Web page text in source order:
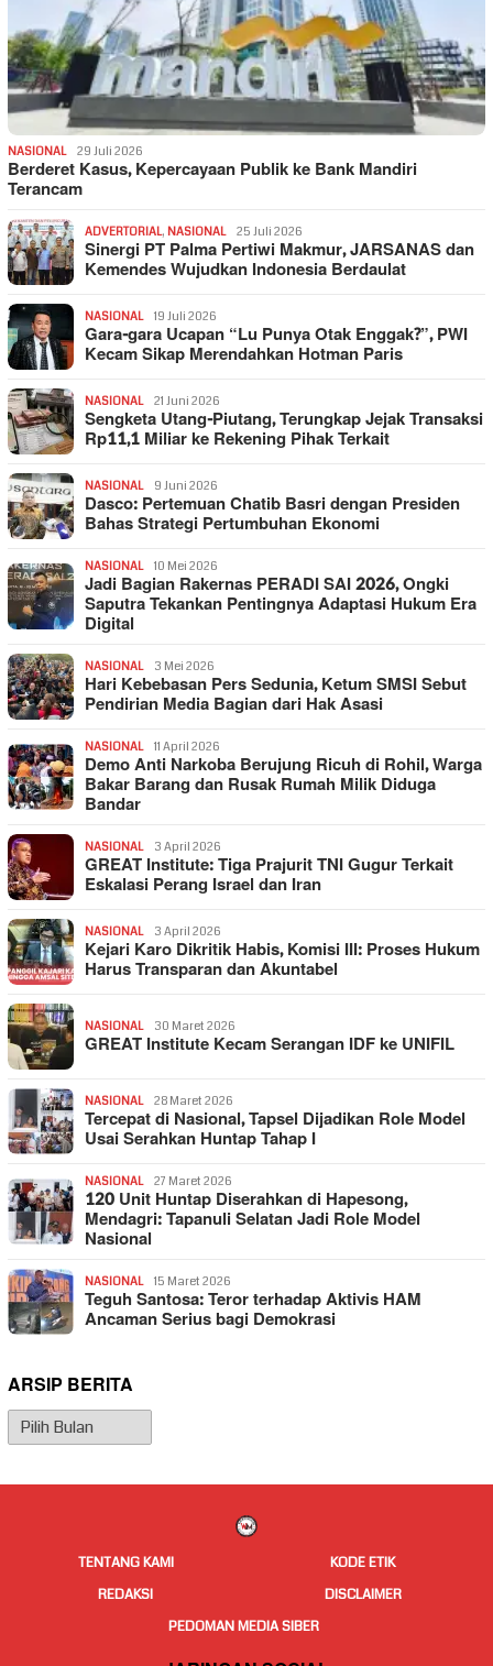
NASIONAL 29 Juli 2026
Berderet Kasus, Kepercayaan Publik ke Bank Mandiri
Terancam
ADVERTORIAL, NASIONAL 25 Juli 2026
Sinergi PT Palma Pertiwi Makmur, JARSANAS dan
Kemendes Wujudkan Indonesia Berdaulat
NASIONAL 19 Juli 2026
Gara-gara Ucapan “Lu Punya Otak Enggak?”, PWI
Kecam Sikap Merendahkan Hotman Paris
NASIONAL 21 Juni 2026
Sengketa Utang-Piutang, Terungkap Jejak Transaksi
Rp11,1 Miliar ke Rekening Pihak Terkait
NASIONAL 9 Juni 2026
Dasco: Pertemuan Chatib Basri dengan Presiden
Bahas Strategi Pertumbuhan Ekonomi
NASIONAL 10 Mei 2026
Jadi Bagian Rakernas PERADI SAI 2026, Ongki
Saputra Tekankan Pentingnya Adaptasi Hukum Era
Digital
NASIONAL 3 Mei 2026
Hari Kebebasan Pers Sedunia, Ketum SMSI Sebut
Pendirian Media Bagian dari Hak Asasi
NASIONAL 11 April 2026
Demo Anti Narkoba Berujung Ricuh di Rohil, Warga
Bakar Barang dan Rusak Rumah Milik Diduga
Bandar
NASIONAL 3 April 2026
GREAT Institute: Tiga Prajurit TNI Gugur Terkait
Eskalasi Perang Israel dan Iran
NASIONAL 3 April 2026
Kejari Karo Dikritik Habis, Komisi III: Proses Hukum
Harus Transparan dan Akuntabel
NASIONAL 30 Maret 2026
GREAT Institute Kecam Serangan IDF ke UNIFIL
NASIONAL 28 Maret 2026
Tercepat di Nasional, Tapsel Dijadikan Role Model
Usai Serahkan Huntap Tahap I
NASIONAL 27 Maret 2026
120 Unit Huntap Diserahkan di Hapesong,
Mendagri: Tapanuli Selatan Jadi Role Model
Nasional
NASIONAL 15 Maret 2026
Teguh Santosa: Teror terhadap Aktivis HAM
Ancaman Serius bagi Demokrasi
ARSIP BERITA
Arsip
Berita
TENTANG KAMI
KODE ETIK
REDAKSI
DISCLAIMER
PEDOMAN MEDIA SIBER